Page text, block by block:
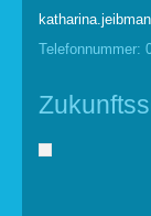
Telefonnummer: